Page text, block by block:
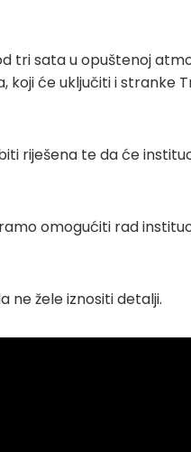
tri sata u opuštenoj
će uključiti i stranke
riješena te da će
omogućiti rad
ne žele iznositi detalji.